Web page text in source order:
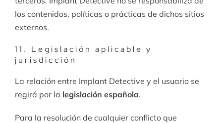
los contenidos, políticas o prácticas de dichos sitios
externos.
11. Legislación aplicable y
jurisdicción
La relación entre Implant Detective y el usuario se
regirá por la legislación española.
Para la resolución de cualquier conflicto que